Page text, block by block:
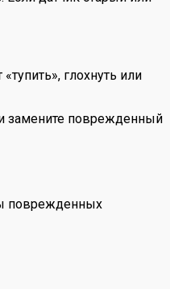
глохнуть или
замените поврежденный
поврежденных